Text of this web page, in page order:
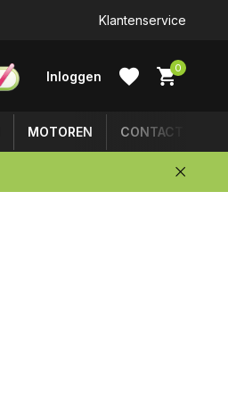
Klantenservice
Inloggen
0
MOTOREN CONTACT